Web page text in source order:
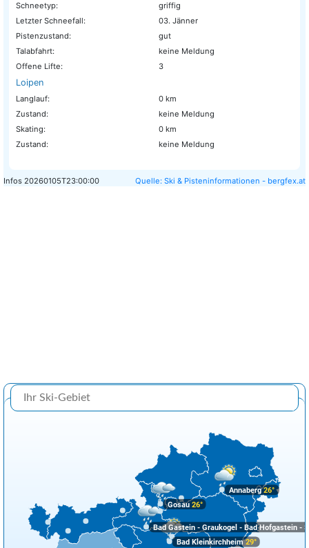
Schneetyp:
griffig
Letzter Schneefall:
03. Jänner
Pistenzustand:
gut
Talabfahrt:
keine Meldung
Offene Lifte:
3
Loipen
Langlauf:
0 km
Zustand:
keine Meldung
Skating:
0 km
Zustand:
keine Meldung
Infos 20260105T23:00:00 Quelle: Ski & Pisteninformationen - bergfex.at
Bad Gastein - Graukogel - Bad Hofgastein -
Gosau26°
Annaberg26°
Bad Kleinkirchheim29°